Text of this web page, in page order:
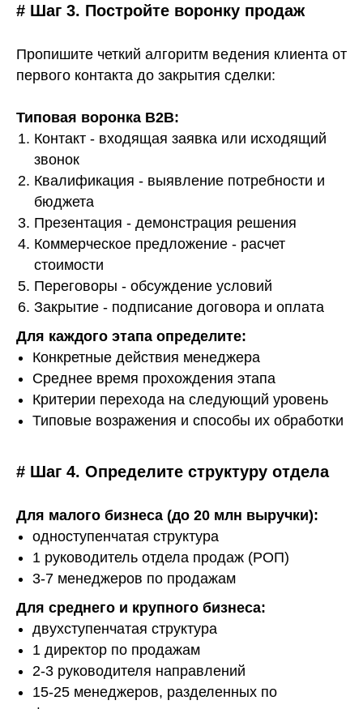
# Шаг 3. Постройте воронку продаж
Пропишите четкий алгоритм ведения клиента от
первого контакта до закрытия сделки:
Типовая воронка B2B:
Контакт - входящая заявка или исходящий
звонок
Квалификация - выявление потребности и
бюджета
Презентация - демонстрация решения
Коммерческое предложение - расчет
стоимости
Переговоры - обсуждение условий
Закрытие - подписание договора и оплата
Для каждого этапа определите:
Конкретные действия менеджера
Среднее время прохождения этапа
Критерии перехода на следующий уровень
Типовые возражения и способы их обработки
# Шаг 4. Определите структуру отдела
Для малого бизнеса (до 20 млн выручки):
одноступенчатая структура
1 руководитель отдела продаж (РОП)
3-7 менеджеров по продажам
Для среднего и крупного бизнеса:
двухступенчатая структура
1 директор по продажам
2-3 руководителя направлений
15-25 менеджеров, разделенных по